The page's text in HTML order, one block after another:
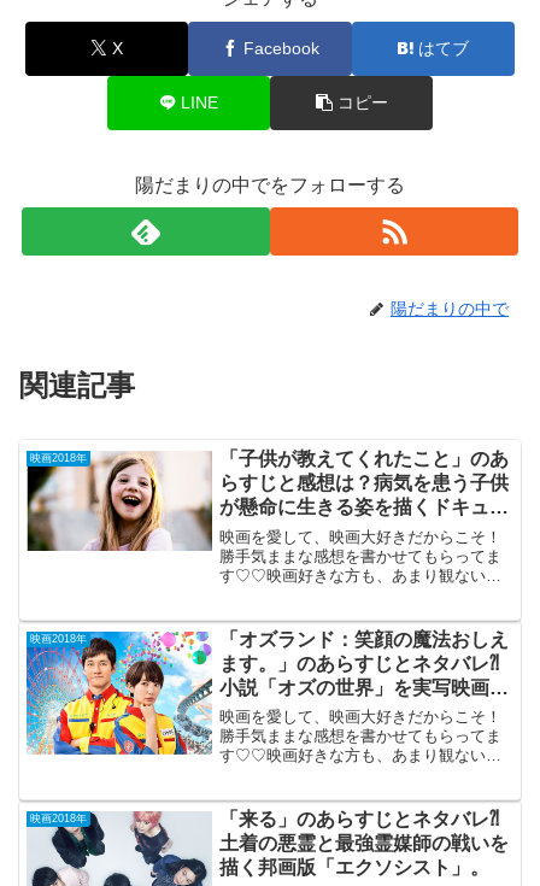
X Facebook はてブ
LINE コピー
陽だまりの中でをフォローする
陽だまりの中で
関連記事
映画2018年
「子供が教えてくれたこと」のあ
らすじと感想は？病気を患う子供
が懸命に生きる姿を描くドキュメ
ンタリー。
映画を愛して、映画大好きだからこそ！
勝手気ままな感想を書かせてもらってま
す♡♡映画好きな方も、あまり観ない方
年7月14日公開（80分）幼稚園～小学校低
学年...
映画2018年
「オズランド：笑顔の魔法おしえ
ます。」のあらすじとネタバレ⁈
小説「オズの世界」を実写映画化
したコミカル・ドラマ。
映画を愛して、映画大好きだからこそ！
勝手気ままな感想を書かせてもらってま
す♡♡映画好きな方も、あまり観ない方
開（105分）小森陽一の小説「オズの世
界」を...
映画2018年
「来る」のあらすじとネタバレ⁈
土着の悪霊と最強霊媒師の戦いを
描く邦画版「エクソシスト」。